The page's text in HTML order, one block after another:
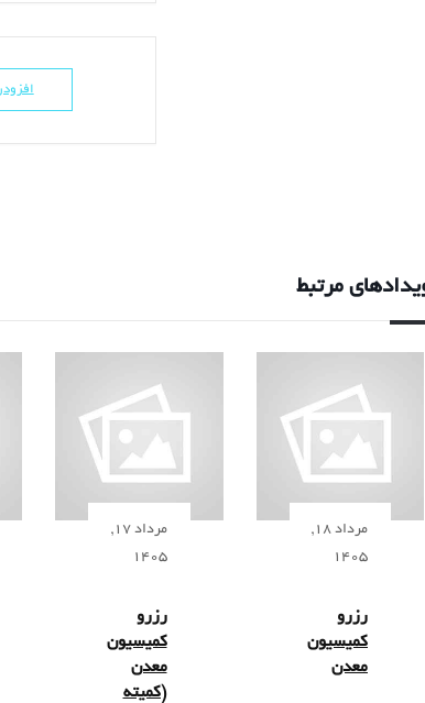
مرتبط
مرداد 18,
1405
رزرو
کمیسیون
معدن
مرداد 17,
1405
رزرو
کمیسیون
معدن
(کمیته